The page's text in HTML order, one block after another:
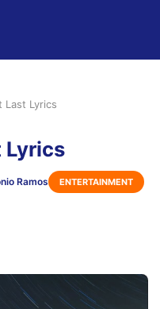
Last Lyrics
Lyrics
Ramos ENTERTAINMENT